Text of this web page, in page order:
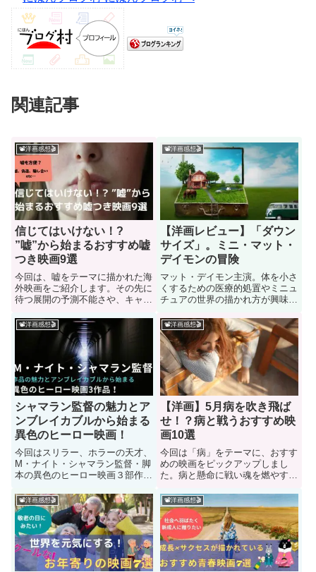
関連記事
📽洋画感想🎬
信じてはいけない！?
”嘘”から始まるおすすめ嘘
つき映画9選
今回は、嘘をテーマに描かれた海
外映画をご紹介します。その先に
待つ展開の予測不能さや、キャラ
しめますよ！
📽洋画感想🎬
【洋画レビュー】「ダウン
サイズ」。ミニ・マット・
デイモンの冒険
マット・デイモン主演。体を小さ
くするための医療的処置やミニュ
チュアの世界の描かれ方が興味深
が、後半は哲学的でした。所々で
ある小ネタにクスりと笑えます。
後半は、社会風刺がどんどん強く
なっていきます。
📽洋画感想🎬
シャマラン監督の魅力とア
ンブレイカブルから始まる
異色のヒーロー映画！
今回はスリラー、ホラーの天才、
M・ナイト・シャマラン監督・脚
本の異色のヒーロー映画３部作と
ます。
📽洋画感想🎬
【洋画】5月病を吹き飛ば
せ！？病と戦うおすすめ映
画10選
今回は「病」をテーマに、おすす
めの映画をピックアップしまし
た。病と懸命に戦い魂を燃やす強
らえます！
📽洋画感想🎬 📽洋画感想🎬